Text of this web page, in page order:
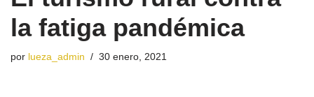
la fatiga pandémica
por lueza_admin 30 enero, 2021